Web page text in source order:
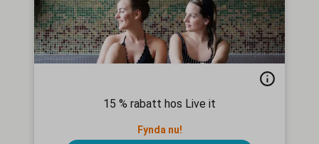
15 % rabatt hos Live it
Fynda nu!